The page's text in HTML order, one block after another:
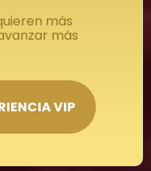
más
más
VIP